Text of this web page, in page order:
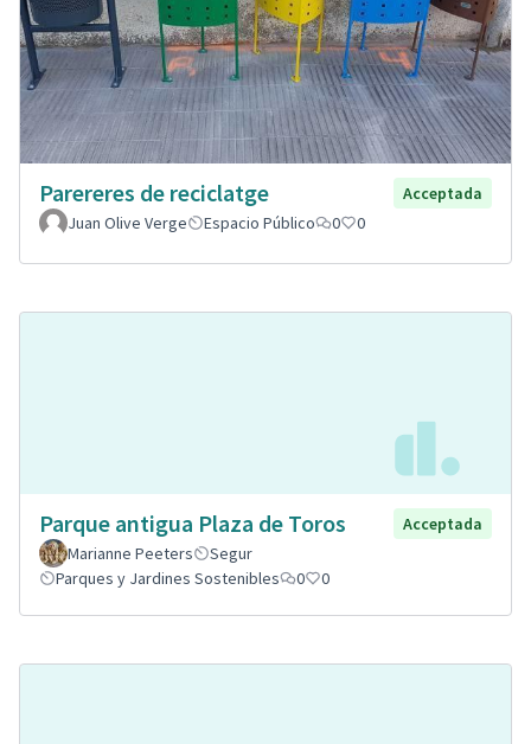
Parereres de reciclatge
Acceptada
Juan Olive Verge
Espacio Público 0 0
Parque antigua Plaza de Toros
Acceptada
Marianne Peeters
Segur
Parques y Jardines Sostenibles
0 0